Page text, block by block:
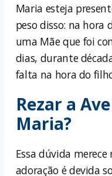
Maria esteja
peso disso: na hora
uma Mãe que foi
dias, durante
falta na hora do
Rezar a
Maria?
Essa dúvida
adoração é devida